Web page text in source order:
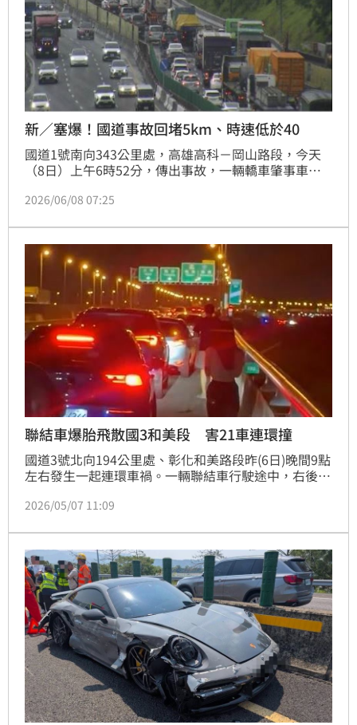
新／塞爆！國道事故回堵5km、時速低於40
國道1號南向343公里處，高雄高科－岡山路段，今天
（8日）上午6時52分，傳出事故，一輛轎車肇事車體
故尚未排除，車流持續湧現，該路段車速低於40公里。
2026/06/08 07:25
聯結車爆胎飛散國3和美段 害21車連環撞
國道3號北向194公里處、彰化和美路段昨(6日)晚間9點
左右發生一起連環車禍。一輛聯結車行駛途中，右後輪
車道，導致後方21輛車閃避不及，接連發生碰撞，紛紛
傷，現場經過一小時後排除，恢復全線通車。
2026/05/07 11:09